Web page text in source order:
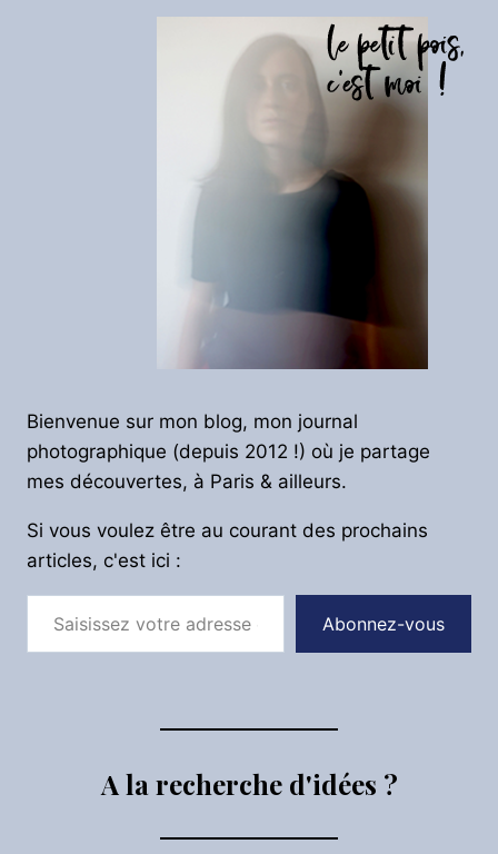
Bienvenue sur mon blog, mon journal
photographique (depuis 2012 !) où je partage
mes découvertes, à Paris & ailleurs.
Si vous voulez être au courant des prochains
articles, c'est ici :
Saisissez votre adresse e-mail…
Abonnez-vous
A la recherche d'idées ?